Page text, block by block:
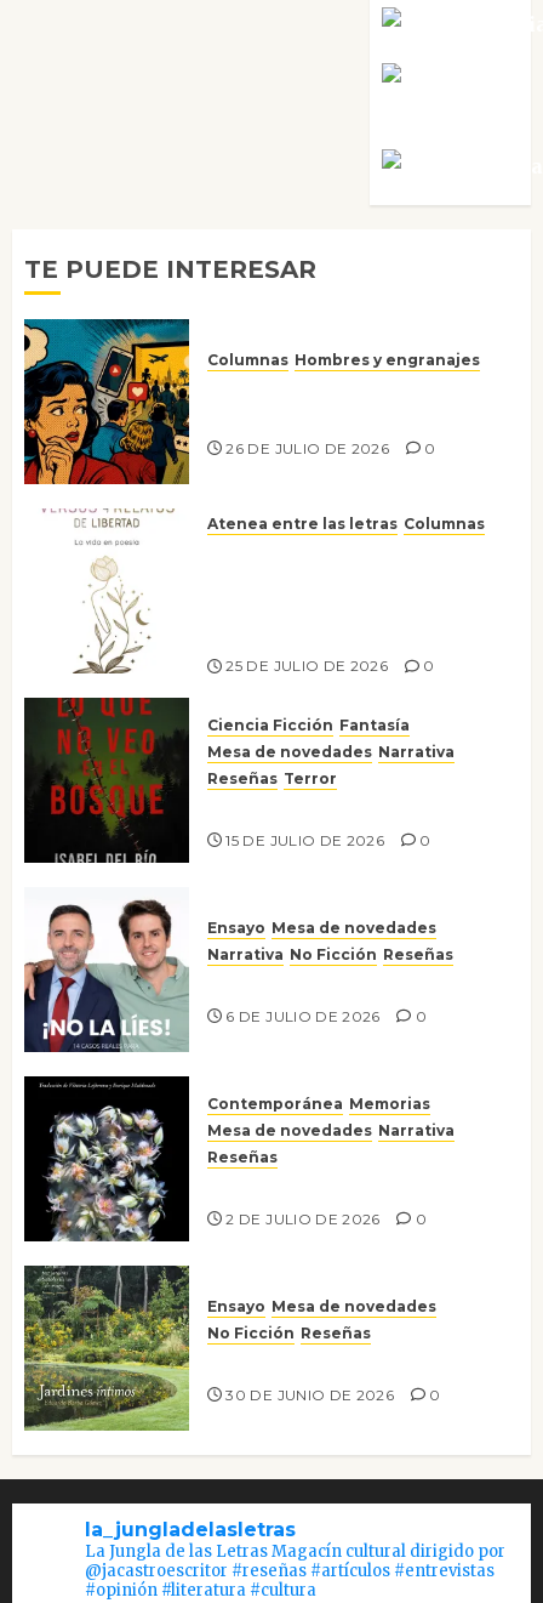
TE PUEDE INTERESAR
Columnas Hombres y engranajes
26 DE JULIO DE 2026 0
Atenea entre las letras Columnas
25 DE JULIO DE 2026 0
Ciencia Ficción Fantasía
Mesa de novedades Narrativa
Reseñas Terror
15 DE JULIO DE 2026 0
Ensayo Mesa de novedades
Narrativa No Ficción Reseñas
6 DE JULIO DE 2026 0
Contemporánea Memorias
Mesa de novedades Narrativa
Reseñas
2 DE JULIO DE 2026 0
Ensayo Mesa de novedades
No Ficción Reseñas
30 DE JUNIO DE 2026 0
la_jungladelasletras
La Jungla de las Letras Magacín cultural dirigido por
@jacastroescritor #reseñas #artículos #entrevistas
#opinión #literatura #cultura